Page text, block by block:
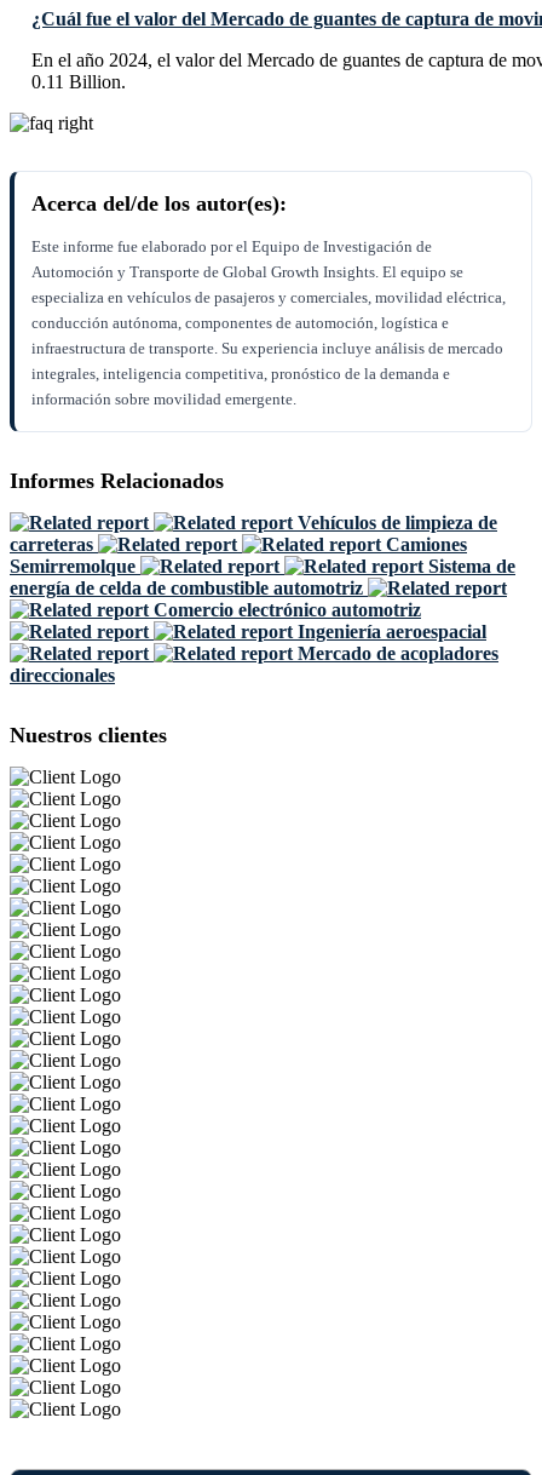
¿Cuál fue el valor del Mercado de guantes de captura de
En el año 2024, el valor del Mercado de guantes de captura de
0.11 Billion.
Acerca del/de los autor(es):
Este informe fue elaborado por el Equipo de Investigación de
Automoción y Transporte de Global Growth Insights. El equipo se
especializa en vehículos de pasajeros y comerciales, movilidad eléctrica,
conducción autónoma, componentes de automoción, logística e
infraestructura de transporte. Su experiencia incluye análisis de mercado
integrales, inteligencia competitiva, pronóstico de la demanda e
información sobre movilidad emergente.
Informes Relacionados
Vehículos de limpieza de
carreteras
Camiones
Semirremolque
Sistema de
energía de celda de combustible automotriz
Comercio electrónico automotriz
Ingeniería aeroespacial
Mercado de acopladores
direccionales
Nuestros clientes